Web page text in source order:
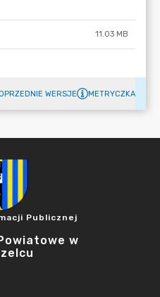
11.03 MB
WERSJE METRYCZKA
Publicznej
w